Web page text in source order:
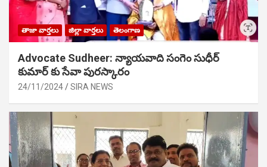
తాజా వార్తలు జిల్లా వార్తలు తెలంగాణ
Advocate Sudheer: న్యాయవాది సంగెం సుధీర్
కుమార్ కు సేవా పురస్కారం
24/11/2024 SIRA NEWS